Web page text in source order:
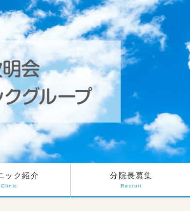
ック紹介
Clinic
分院長募集
Recruit